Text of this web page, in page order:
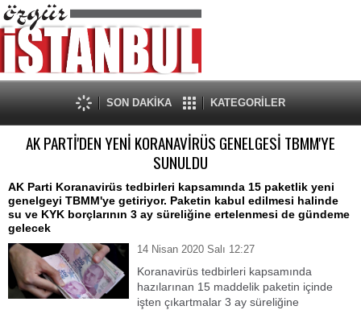
SON DAKİKA KATEGORİLER
AK PARTİ'DEN YENİ KORANAVİRÜS GENELGESİ TBMM'YE
SUNULDU
AK Parti Koranavirüs tedbirleri kapsamında 15 paketlik yeni
genelgeyi TBMM'ye getiriyor. Paketin kabul edilmesi halinde
su ve KYK borçlarının 3 ay süreliğine ertelenmesi de gündeme
gelecek
14 Nisan 2020 Salı 12:27
Koranavirüs tedbirleri kapsamında
hazılarınan 15 maddelik paketin içinde
işten çıkartmalar 3 ay süreliğine